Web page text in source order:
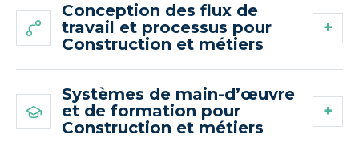
Conception des flux de
travail et processus pour
Construction et métiers
Systèmes de main-d’œuvre
et de formation pour
Construction et métiers